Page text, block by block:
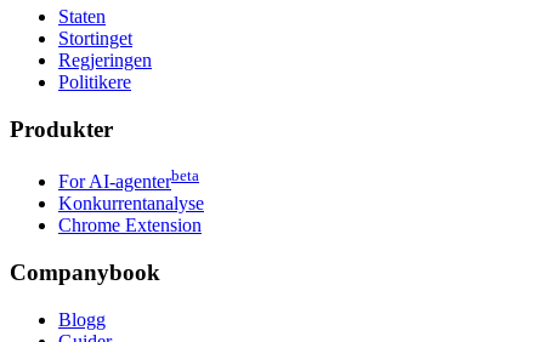
Staten
Stortinget
Regjeringen
Politikere
Produkter
For AI-agenterbeta
Konkurrentanalyse
Chrome Extension
Companybook
Blogg